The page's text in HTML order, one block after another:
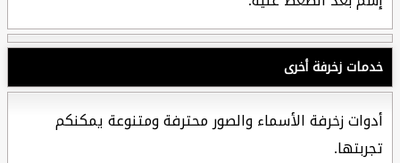
خدمات زخرفة أخرى
أدوات زخرفة الأسماء والصور محترفة ومتنوعة يمكنكم
تجربتها.